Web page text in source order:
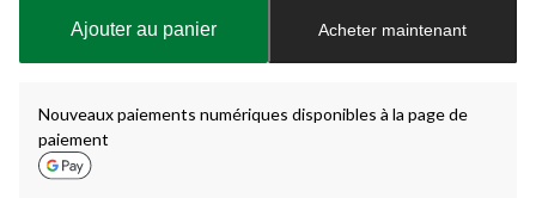
à
Ajouter au panier Acheter maintenant
Nouveaux paiements numériques disponibles à la page de
paiement